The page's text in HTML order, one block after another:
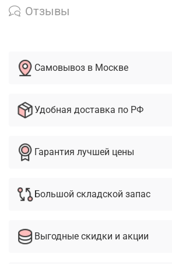
Отзывы
Самовывоз в Москве
Удобная доставка по РФ
Гарантия лучшей цены
Большой складской запас
Выгодные скидки и акции